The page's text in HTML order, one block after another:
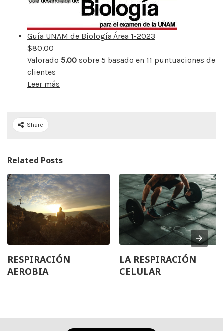
Guía UNAM de Biología Área 1-2023
$80.00
Valorado 5.00 sobre 5 basado en 11 puntuaciones de
clientes
Leer más
Share
Related Posts
RESPIRACIÓN
AEROBIA
LA RESPIRACIÓN
CELULAR